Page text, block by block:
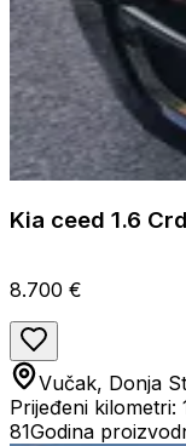
Kia ceed 1.6
8.700 €
Vučak, Donja
Prijeđeni kilometri:
81Godina